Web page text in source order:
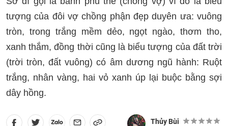
tượng của đôi vợ chồng phận đẹp duyên ưa: vuông
tròn, trong trắng mềm dẻo, ngọt ngào, thơm tho,
xanh thắm, đồng thời cũng là biểu tượng của đất trời
(trời tròn, đất vuông) có âm dương ngũ hành: Ruột
trắng, nhân vàng, hai vỏ xanh úp lại buộc bằng sợi
dây hồng.
Thủy Bùi